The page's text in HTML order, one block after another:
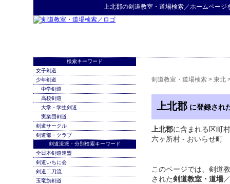
上北郡の剣道教室・道場検索／ホームページ
剣道教室・道場検索 > 東北
上北郡 に登録され
上北郡に含まれる区町
六ヶ所村 - おいらせ町
このページでは、剣道
された剣道教室・道場
検索キーワード
女子剣道
少年剣道
中学剣道
高校剣道
大学・学生剣道
実業団剣道
剣道サークル
剣道部・クラブ
剣道流派・分別検索キーワード
全日本剣道連盟
剣道いちに会
剣道二刀流
玉竜旗剣道